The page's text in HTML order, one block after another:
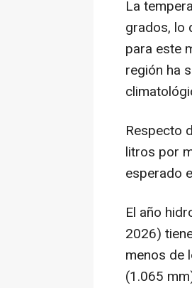
La
grados, lo
para este
región ha
Respecto
litros por
esperado
El año
2026)
menos de
(1.065